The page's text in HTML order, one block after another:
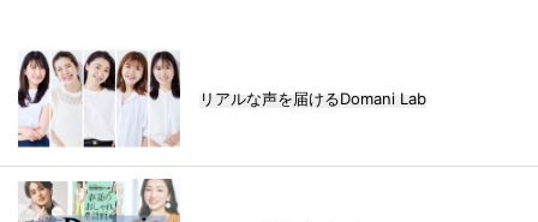
リアルな声を届けるDomani Lab